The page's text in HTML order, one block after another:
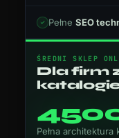
ŚREDNI SKLEP
Dla firm
Pełna
PełneSEO